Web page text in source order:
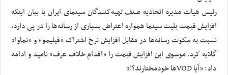
رئیس هیات مدیره اتحادیه صنف تهیه‌کنندگان سینمای ایران با بیان اینکه
افزایش قیمت بلیت سینما همواره اعتراض بسیاری از رسانه‌ها را در پی دارد،
نسبت به سکوت رسانه‌ها در مقابل افزایش نرخ اشتراک «فیلیمو» و «نماوا»
گلایه کرد. موسوی این افزایش قیمت را «اقدام خلاف عرف» نامید و ادامه
داد: «آیا VODها خودمختارند؟!»